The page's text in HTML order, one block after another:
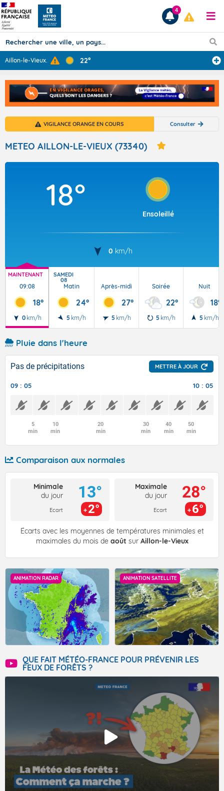
Prévisions
TOUS LES RÉSULTATS
Articles
4
Aillon-le-Vieux... 22°
VIGILANCE ORANGE EN COURS Consulter
METEO AILLON-LE-VIEUX (73340)
18°
Ensoleillé
0 km/h
MAINTENANT
09:08
18°
0 km/h
SAMEDI
08
Matin
24°
5 km/h
Après-midi
27°
5 km/h
Soirée
22°
5 km/h
Nuit
18°
5 km/h
Pluie dans l'heure
Pas de précipitations METTRE À JOUR
09 : 05 10 : 05
5
min
10
min
20
min
30
min
40
min
50
min
Comparaison aux normales
Minimale
du jour
Ecart
13°
2°
Maximale
du jour
Ecart
28°
6°
Écarts avec les moyennes de températures minimales et
maximales du mois de août sur Aillon-le-Vieux
ANIMATION RADAR ANIMATION SATELLITE
QUE FAIT MÉTÉO-FRANCE POUR PRÉVENIR LES
FEUX DE FORÊTS ?